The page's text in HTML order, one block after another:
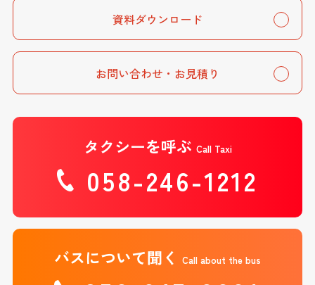
資料ダウンロード
お問い合わせ・お見積り
タクシーを呼ぶ Call Taxi
058-246-1212
バスについて聞く Call about the bus